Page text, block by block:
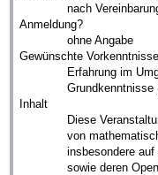
nach
Anmeldung?
ohne Angabe
Gewünschte Vorkenntnisse
Erfahrung im
Grundkenntnisse
Inhalt
Diese
von
insbesondere
sowie deren